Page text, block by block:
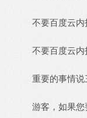
不要百度云内
不要百度云内
重要的事情说
游客，如果